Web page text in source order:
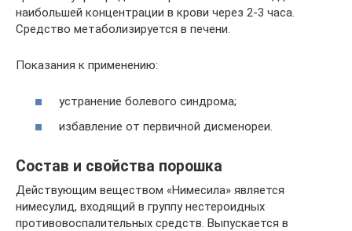
наибольшей концентрации в крови через 2-3 часа.
Средство метаболизируется в печени.
Показания к применению:
устранение болевого синдрома;
избавление от первичной дисменореи.
Состав и свойства порошка
Действующим веществом «Нимесила» является
нимесулид, входящий в группу нестероидных
противовоспалительных средств. Выпускается в